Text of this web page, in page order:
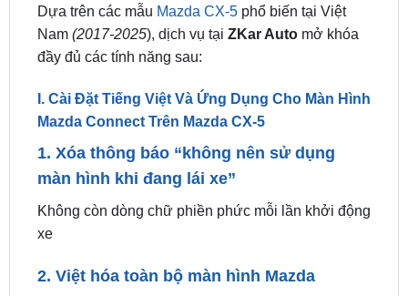
đầy đủ các tính năng sau:
I. Cài Đặt Tiếng Việt Và Ứng Dụng Cho Màn Hình
1. Xóa thông báo “không nên sử dụng
màn hình khi đang lái xe”
Không còn dòng chữ phiền phức mỗi lần khởi động
xe
2. Việt hóa toàn bộ màn hình Mazda
Menu, giọng nói, hướng dẫn… toàn bộ bằng Tiếng